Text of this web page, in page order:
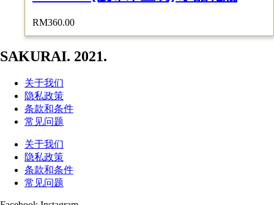
RM360.00
SAKURAI. 2021.
关于我们
隐私政策
条款和条件
常见问题
关于我们
隐私政策
条款和条件
常见问题